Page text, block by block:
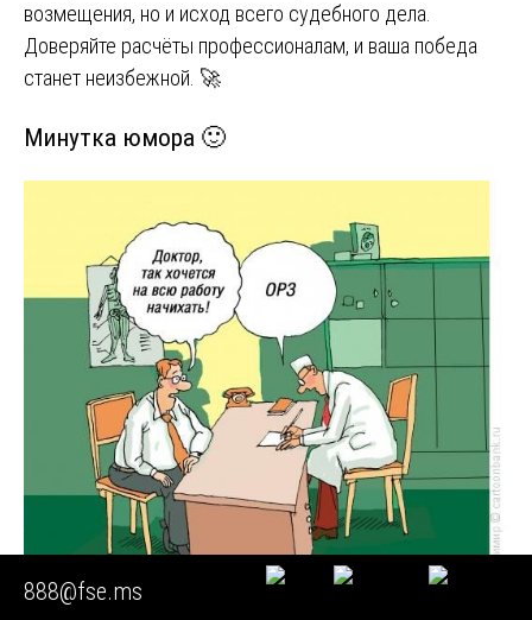
возмещения, но и исход всего судебного дела.
Доверяйте расчёты профессионалам, и ваша победа
станет неизбежной. 🚀
Минутка юмора 🙂
888@fse.ms